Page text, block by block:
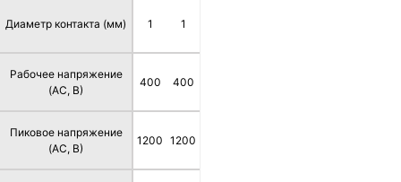
Диаметр контакта (мм)
Рабочее напряжение
(AC, В)
Пиковое напряжение
(AC, В)
1
400
1200
1
400
1200